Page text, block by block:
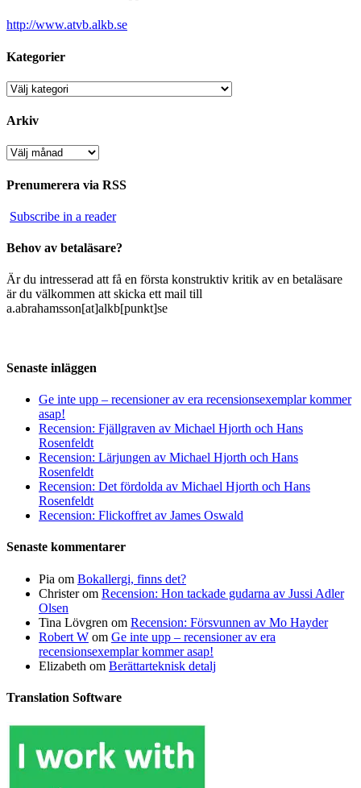
http://www.atvb.alkb.se
Kategorier
Kategorier
Arkiv
Arkiv
Prenumerera via RSS
Subscribe in a reader
Behov av betaläsare?
Är du intresserad att få en första konstruktiv kritik av en betaläsare
är du välkommen att skicka ett mail till
a.abrahamsson[at]alkb[punkt]se
Senaste inläggen
Ge inte upp – recensioner av era recensionsexemplar kommer
asap!
Recension: Fjällgraven av Michael Hjorth och Hans
Rosenfeldt
Recension: Lärjungen av Michael Hjorth och Hans
Rosenfeldt
Recension: Det fördolda av Michael Hjorth och Hans
Rosenfeldt
Recension: Flickoffret av James Oswald
Senaste kommentarer
Pia om Bokallergi, finns det?
Christerom Recension: Hon tackade gudarna av Jussi Adler
Olsen
Tina Lövgren om Recension: Försvunnen av Mo Hayder
Robert W om Ge inte upp – recensioner av era
recensionsexemplar kommer asap!
Elizabeth om Berättarteknisk detalj
Translation Software